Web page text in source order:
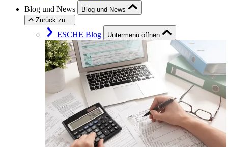
Blog und News
Blog und News
Zurück zu...
ESCHE Blog Untermenü öffnen